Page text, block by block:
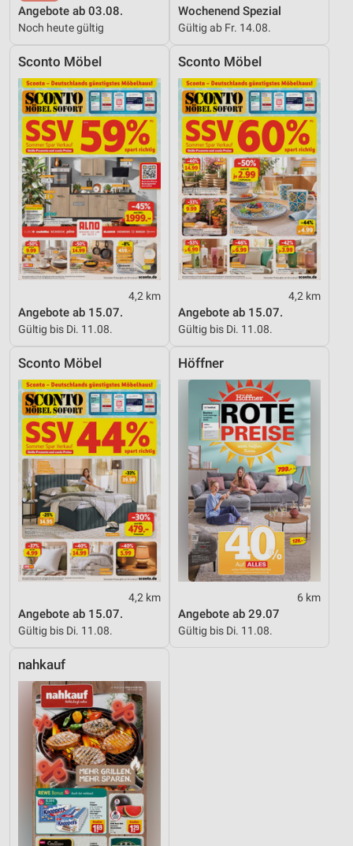
Angebote ab 03.08.
Noch heute gültig
Wochenend Spezial
Gültig ab Fr. 14.08.
Sconto Möbel
4,2 km
Angebote ab 15.07.
Gültig bis Di. 11.08.
Sconto Möbel
4,2 km
Angebote ab 15.07.
Gültig bis Di. 11.08.
Sconto Möbel
4,2 km
Angebote ab 15.07.
Gültig bis Di. 11.08.
Höffner
6 km
Angebote ab 29.07
Gültig bis Di. 11.08.
nahkauf